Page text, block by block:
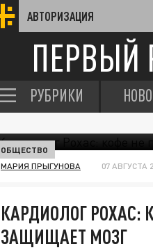
АВТОРИЗАЦИЯ
ПЕРВЫЙ
РУБРИКИ
ОБЩЕСТВО
МАРИЯ ПРЫГУНОВА 07 АВГУСТА
КАРДИОЛОГ РОХАС:
ЗАЩИЩАЕТ МОЗГ